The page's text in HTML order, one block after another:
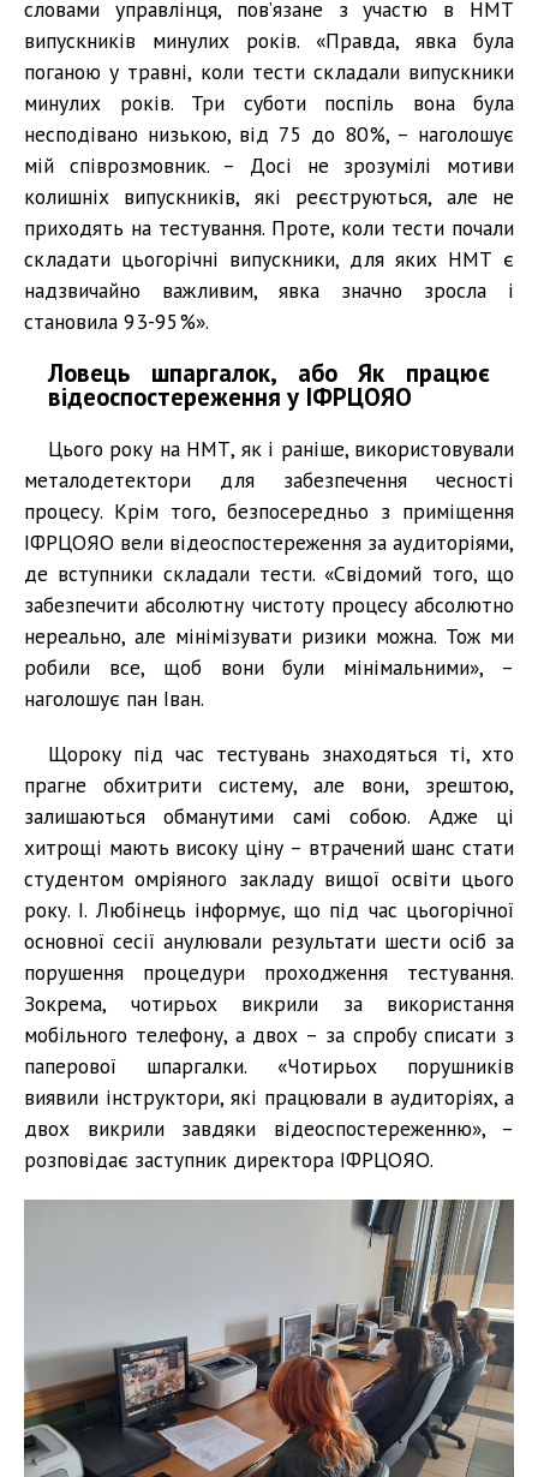
словами управлінця, пов’язане з участю в НМТ
випускників минулих років. «Правда, явка була
поганою у травні, коли тести складали випускники
минулих років. Три суботи поспіль вона була
несподівано низькою, від 75 до 80%, – наголошує
мій співрозмовник. – Досі не зрозумілі мотиви
колишніх випускників, які реєструються, але не
приходять на тестування. Проте, коли тести почали
складати цьогорічні випускники, для яких НМТ є
надзвичайно важливим, явка значно зросла і
становила 93-95%».
Ловець шпаргалок, або Як працює
відеоспостереження у ІФРЦОЯО
Цього року на НМТ, як і раніше, використовували
металодетектори для забезпечення чесності
процесу. Крім того, безпосередньо з приміщення
ІФРЦОЯО вели відеоспостереження за аудиторіями,
де вступники складали тести. «Свідомий того, що
забезпечити абсолютну чистоту процесу абсолютно
нереально, але мінімізувати ризики можна. Тож ми
робили все, щоб вони були мінімальними», –
наголошує пан Іван.
Щороку під час тестувань знаходяться ті, хто
прагне обхитрити систему, але вони, зрештою,
залишаються обманутими самі собою. Адже ці
хитрощі мають високу ціну – втрачений шанс стати
студентом омріяного закладу вищої освіти цього
року. І. Любінець інформує, що під час цьогорічної
основної сесії анулювали результати шести осіб за
порушення процедури проходження тестування.
Зокрема, чотирьох викрили за використання
мобільного телефону, а двох – за спробу списати з
паперової шпаргалки. «Чотирьох порушників
виявили інструктори, які працювали в аудиторіях, а
двох викрили завдяки відеоспостереженню», –
розповідає заступник директора ІФРЦОЯО.